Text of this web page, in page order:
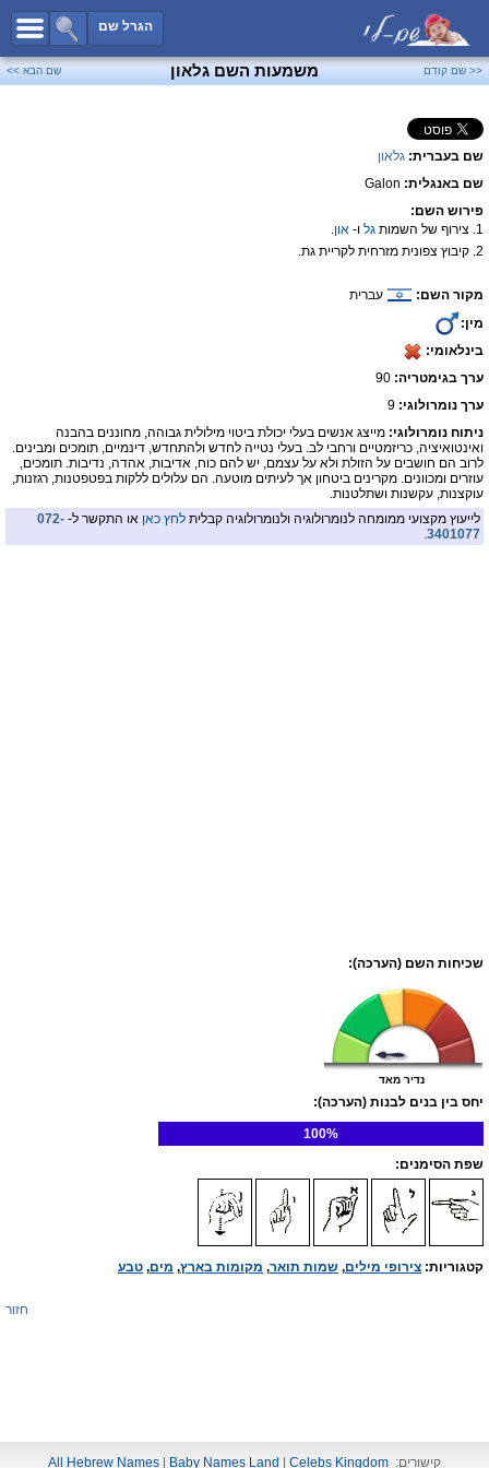
הגרל שם
כל השמות
שמות לבנים
<< שם קודם משמעות השם גלאון שם הבא >>
שם בעברית: גלאון
שם באנגלית: Galon
פירוש השם:
1. צירוף של השמות
גל ו- און.
2. קיבוץ צפונית מזרחית לקריית גת.
מקור השם:
עברית
מין:
בינלאומי:
ערך בגימטריה:
ערך נומרולוגי: 9
ניתוח נומרולוגי: מייצג אנשים בעלי יכולת ביטוי מילולית גבוהה, מחוננים בהבנה
ואינטואיציה, כריזמטיים ורחבי לב. בעלי נטייה לחדש ולהתחדש, דינמיים, תומכים ומבינים.
לרוב הם חושבים על הזולת ולא על עצמם, יש להם כוח, אדיבות, אהדה, נדיבות. תומכים,
עוזרים ומכוונים. מקרינים ביטחון אך לעיתים מוטעה. הם עלולים ללקות בפטפטנות, רגזנות,
עוקצנות, עקשנות ושתלטנות.
לייעוץ מקצועי ממומחה לנומרולוגיה ולנומרולוגיה קבלית לחץ כאן או התקשר ל- 072-
3401077
.
שכיחות השם (הערכה):
נדיר מאד
יחס בין בנים לבנות (הערכה):
100%
שפת הסימנים:
קטגוריות: צירופי מילים, שמות תואר, מקומות בארץ, מים, טבע
חזור
קישורים: All Hebrew Names Baby Names Land Celebs Kingdom